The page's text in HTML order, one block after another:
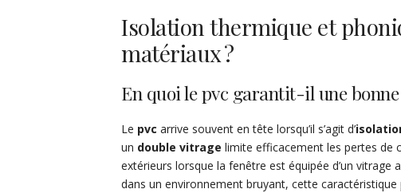
Isolation thermique et
matériaux ?
En quoi le pvc garantit-il une
Le pvc arrive souvent en tête lorsqu’il s’agit d’
un double vitrage limite efficacement les pertes de
extérieurs lorsque la fenêtre est équipée d’un vitrage
dans un environnement bruyant, cette